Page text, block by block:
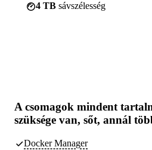
4 TB sávszélesség
A csomagok mindent
szüksége van, sőt, annál
Docker Manager